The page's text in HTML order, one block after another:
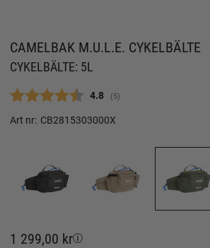
CAMELBAK M.U.L.E. CYKELBÄLTE
CYKELBÄLTE: 5L
Snittbetyg:
4.8 (röster:
5)
Art nr: CB2815303000X
1 299,00 kr